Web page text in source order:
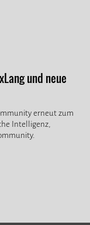
und neue
erneut zum
Intelligenz,